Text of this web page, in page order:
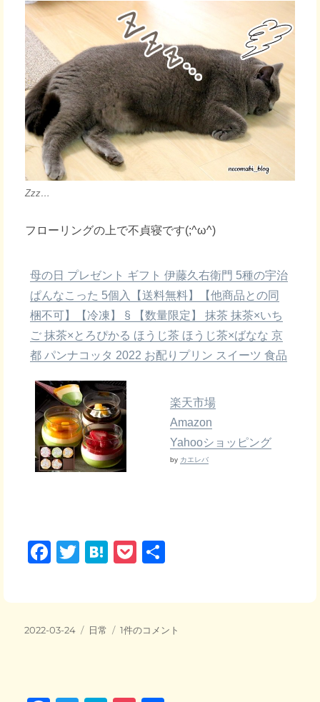
Zzz…
フローリングの上で不貞寝です(;^ω^)
母の日 プレゼント ギフト 伊藤久右衛門 5種の宇治
ぱんなこった 5個入【送料無料】【他商品との同
梱不可】【冷凍】 § 【数量限定】 抹茶 抹茶×いち
ご 抹茶×とろぴかる ほうじ茶 ほうじ茶×ばなな 京
都 パンナコッタ 2022 お配りプリン スイーツ 食品
楽天市場
Amazon
Yahooショッピング
by カエレバ
F
c
e
T
tt
er
H
e
n
a
P
ck
et
投
2022-03-24
カ
日常
気
1件のコメント